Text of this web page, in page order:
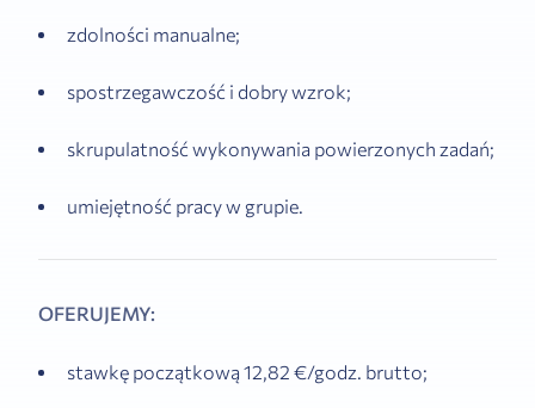
zdolności manualne;
spostrzegawczość i dobry wzrok;
skrupulatność wykonywania powierzonych zadań;
umiejętność pracy w grupie.
OFERUJEMY:
stawkę początkową 12,82 €/godz. brutto;